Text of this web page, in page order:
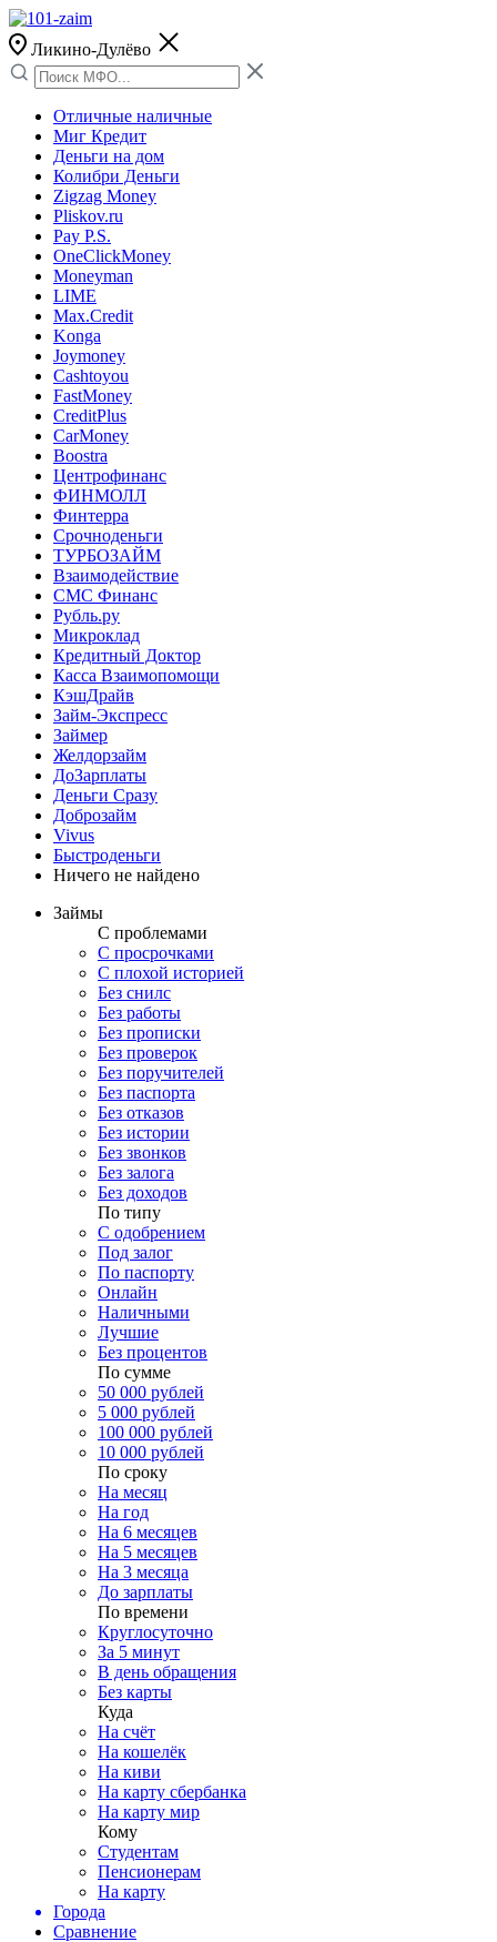
Ликино-Дулёво
Отличные наличные
Миг Кредит
Деньги на дом
Колибри Деньги
Zigzag Money
Pliskov.ru
Pay P.S.
OneClickMoney
Moneyman
LIME
Max.Credit
Konga
Joymoney
Cashtoyou
FastMoney
CreditPlus
CarMoney
Boostra
Центрофинанс
ФИНМОЛЛ
Финтерра
Срочноденьги
ТУРБОЗАЙМ
Взаимодействие
СМС Финанс
Рубль.ру
Микроклад
Кредитный Доктор
Касса Взаимопомощи
КэшДрайв
Займ-Экспресс
Займер
Желдорзайм
ДоЗарплаты
Деньги Сразу
Доброзайм
Vivus
Быстроденьги
Ничего не найдено
Займы
С проблемами
С просрочками
С плохой историей
Без снилс
Без работы
Без прописки
Без проверок
Без поручителей
Без паспорта
Без отказов
Без истории
Без звонков
Без залога
Без доходов
По типу
С одобрением
Под залог
По паспорту
Онлайн
Наличными
Лучшие
Без процентов
По сумме
50 000 рублей
5 000 рублей
100 000 рублей
10 000 рублей
По сроку
На месяц
На год
На 6 месяцев
На 5 месяцев
На 3 месяца
До зарплаты
По времени
Круглосуточно
За 5 минут
В день обращения
Без карты
Куда
На счёт
На кошелёк
На киви
На карту сбербанка
На карту мир
Кому
Студентам
Пенсионерам
На карту
Города
Сравнение